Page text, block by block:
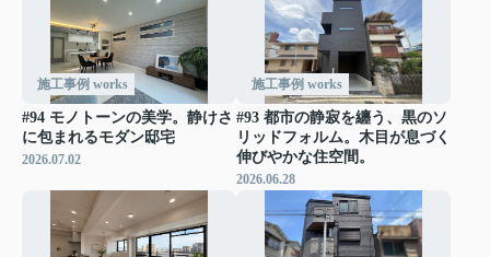
施工事例 works
#94 モノトーンの美学。静けさ
に包まれるモダン邸宅
2026.07.02
施工事例 works
#93 都市の静寂を纏う、黒のソ
リッドフォルム。木目が息づく
伸びやかな住空間。
2026.06.28